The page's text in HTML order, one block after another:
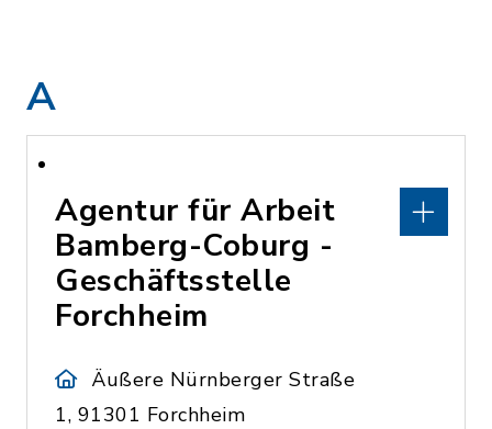
A
Agentur für Arbeit
Bamberg-Coburg -
Geschäftsstelle
Forchheim
Äußere Nürnberger Straße
1, 91301 Forchheim